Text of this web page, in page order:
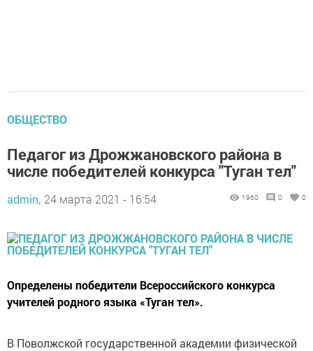
ОБЩЕСТВО
Педагог из Дрожжановского района в
числе победителей конкурса "Туган тел"
admin, 24 марта 2021 - 16:54 1960 0 0
Определены победители Всероссийского конкурса
учителей родного языка «Туган тел».
В Поволжской государственной академии физической